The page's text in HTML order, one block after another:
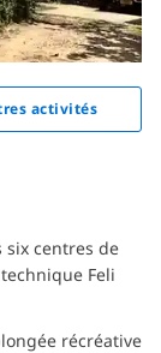
activités
six centres de
Feli
récréative